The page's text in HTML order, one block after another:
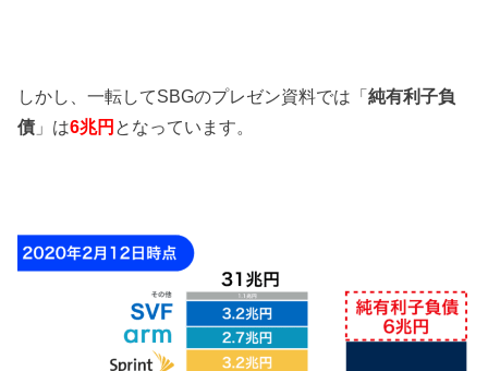
しかし、一転してSBGのプレゼン資料では「純有利子負
債 」は6兆円 となっています。